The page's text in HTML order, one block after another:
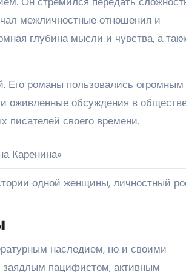
межличностные отношения и
глубина мысли и чувства, а
Его романы пользовались огромным
оживленные обсуждения в
писателей своего времени.
Каренина»
одной женщины, личностный
наследием, но и своими
пацифистом, активным